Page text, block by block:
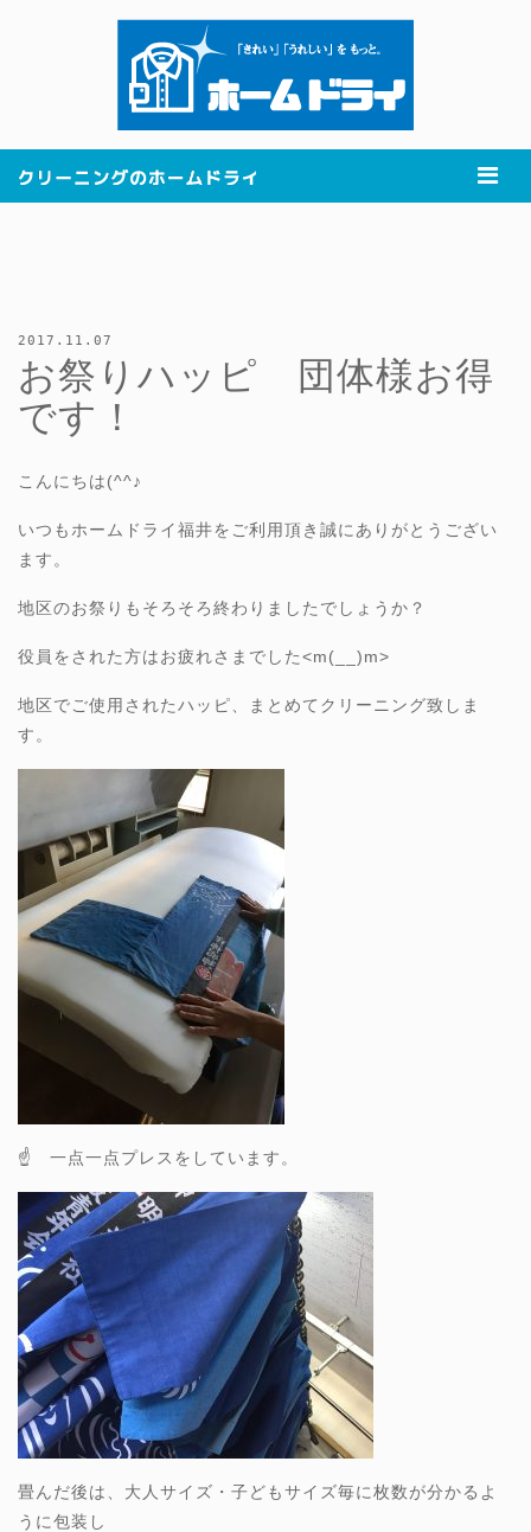
2017.11.07
お祭りハッピ 団体様お得
です！
こんにちは(^^♪
いつもホームドライ福井をご利用頂き誠にありがとうござい
ます。
地区のお祭りもそろそろ終わりましたでしょうか？
役員をされた方はお疲れさまでした<m(__)m>
地区でご使用されたハッピ、まとめてクリーニング致しま
す。
☝ 一点一点プレスをしています。
畳んだ後は、大人サイズ・子どもサイズ毎に枚数が分かるよ
うに包装し